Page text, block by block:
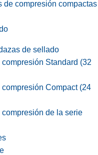
de compresión compactas
de sellado
compresión Standard (32
compresión Compact (24
compresión de la serie